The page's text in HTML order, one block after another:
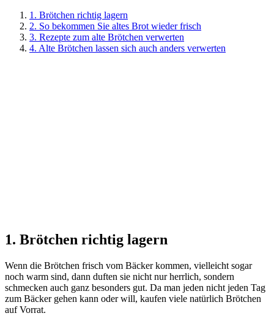
1. Brötchen richtig lagern
2. So bekommen Sie altes Brot wieder frisch
3. Rezepte zum alte Brötchen verwerten
4. Alte Brötchen lassen sich auch anders verwerten
1. Brötchen richtig lagern
Wenn die Brötchen frisch vom Bäcker kommen, vielleicht sogar
noch warm sind, dann duften sie nicht nur herrlich, sondern
schmecken auch ganz besonders gut. Da man jeden nicht jeden Tag
zum Bäcker gehen kann oder will, kaufen viele natürlich Brötchen
auf Vorrat.